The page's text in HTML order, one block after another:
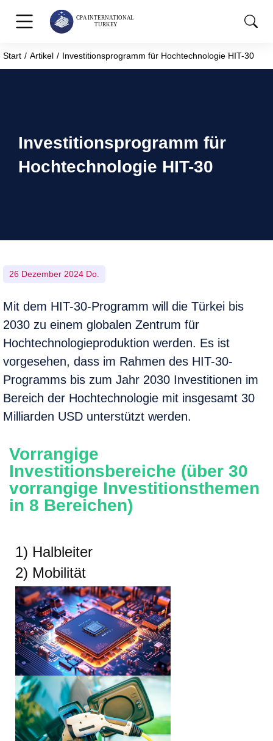
Sie befinden sich hier:
Start Artikel Investitionsprogramm für Hochtechnologie HIT-30
Investitionsprogramm für
Hochtechnologie HIT-30
26 Dezember 2024 Do.
Mit dem HIT-30-Programm will die Türkei bis
2030 zu einem globalen Zentrum für
Hochtechnologieproduktion werden. Es ist
vorgesehen, dass im Rahmen des HIT-30-
Programms bis zum Jahr 2030 Investitionen im
Bereich der Hochtechnologie mit insgesamt 30
Milliarden USD unterstützt werden.
Vorrangige
Investitionsbereiche (über 30
vorrangige Investitionsthemen
in 8 Bereichen)
1) Halbleiter
2) Mobilität